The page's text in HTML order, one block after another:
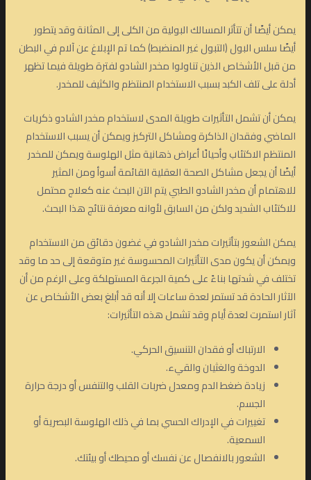
يمكن أيضًا أن تتأثر المسالك البولية من الكلى إلى المثانة وقد يتطور
أيضًا سلس البول (التبول غير المنضبط) كما تم الإبلاغ عن آلام في البطن
من قبل الأشخاص الذين تناولوا مخدر الشادو لفترة طويلة فيما تظهر
أدلة على تلف الكبد بسبب الاستخدام المنتظم والكثيف للمخدر.
يمكن أن تشمل التأثيرات طويلة المدى لاستخدام مخدر الشادو ذكريات
الماضي وفقدان الذاكرة ومشاكل التركيز ويمكن أن يسبب الاستخدام
المنتظم الاكتئاب وأحيانًا أعراض ذهانية مثل الهلوسة ويمكن للمخدر
أيضًا أن يجعل مشاكل الصحة العقلية القائمة أسوأ ومن المثير
للاهتمام أن مخدر الشادو الطبي يتم الآن البحث عنه كعلاج محتمل
للاكتئاب الشديد ولكن من السابق لأوانه معرفة نتائج هذا البحث.
يمكن الشعور بتأثيرات مخدر الشادو في غضون دقائق من الاستخدام
ويمكن أن يكون مدى التأثيرات المحسوسة غير متوقعة إلى حد ما وقد
تختلف في شدتها بناءً على كمية الجرعة المستهلكة وعلى الرغم من أن
الآثار الحادة قد تستمر لعدة ساعات إلا أنه قد أبلغ بعض الأشخاص عن
آثار استمرت لعدة أيام وقد تشمل هذه التأثيرات:
الارتباك أو فقدان التنسيق الحركي.
الدوخة والغثيان والقيء.
زيادة ضغط الدم ومعدل ضربات القلب والتنفس أو درجة حرارة
الجسم.
تغييرات في الإدراك الحسي بما في ذلك الهلوسة البصرية أو
السمعية.
الشعور بالانفصال عن نفسك أو محيطك أو بيئتك.